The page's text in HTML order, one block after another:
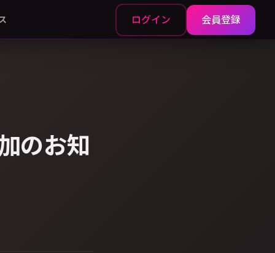
ログイン 会員登録
のお知